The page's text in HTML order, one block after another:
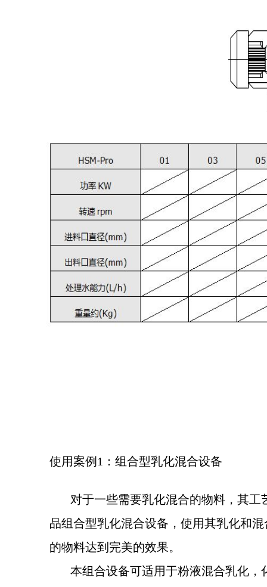
使用案例1：组合型乳化混合设备
对于一些需要乳化混合的物料，其工
品组合型乳化混合设备，使用其乳化和
的物料达到完美的效果。
本组合设备可适用于粉液混合乳化，